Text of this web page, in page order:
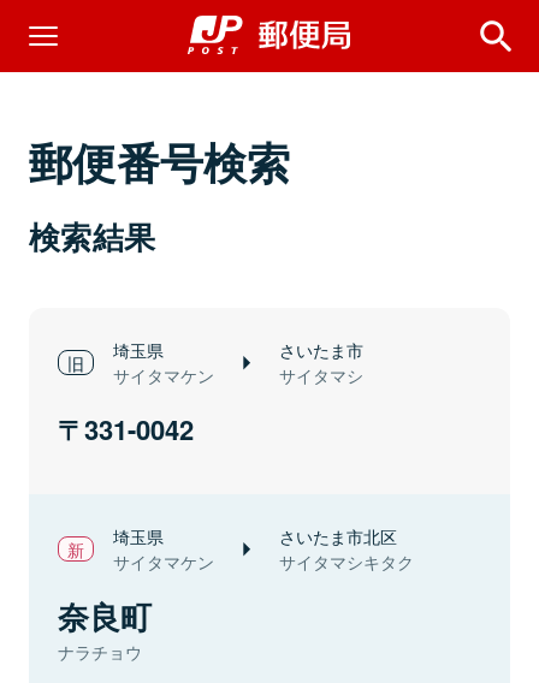
郵便番号検索
検索結果
埼玉県
サイタマケン
さいたま市
サイタマシ
331-0042
埼玉県
サイタマケン
さいたま市北区
サイタマシキタク
奈良町
ナラチョウ